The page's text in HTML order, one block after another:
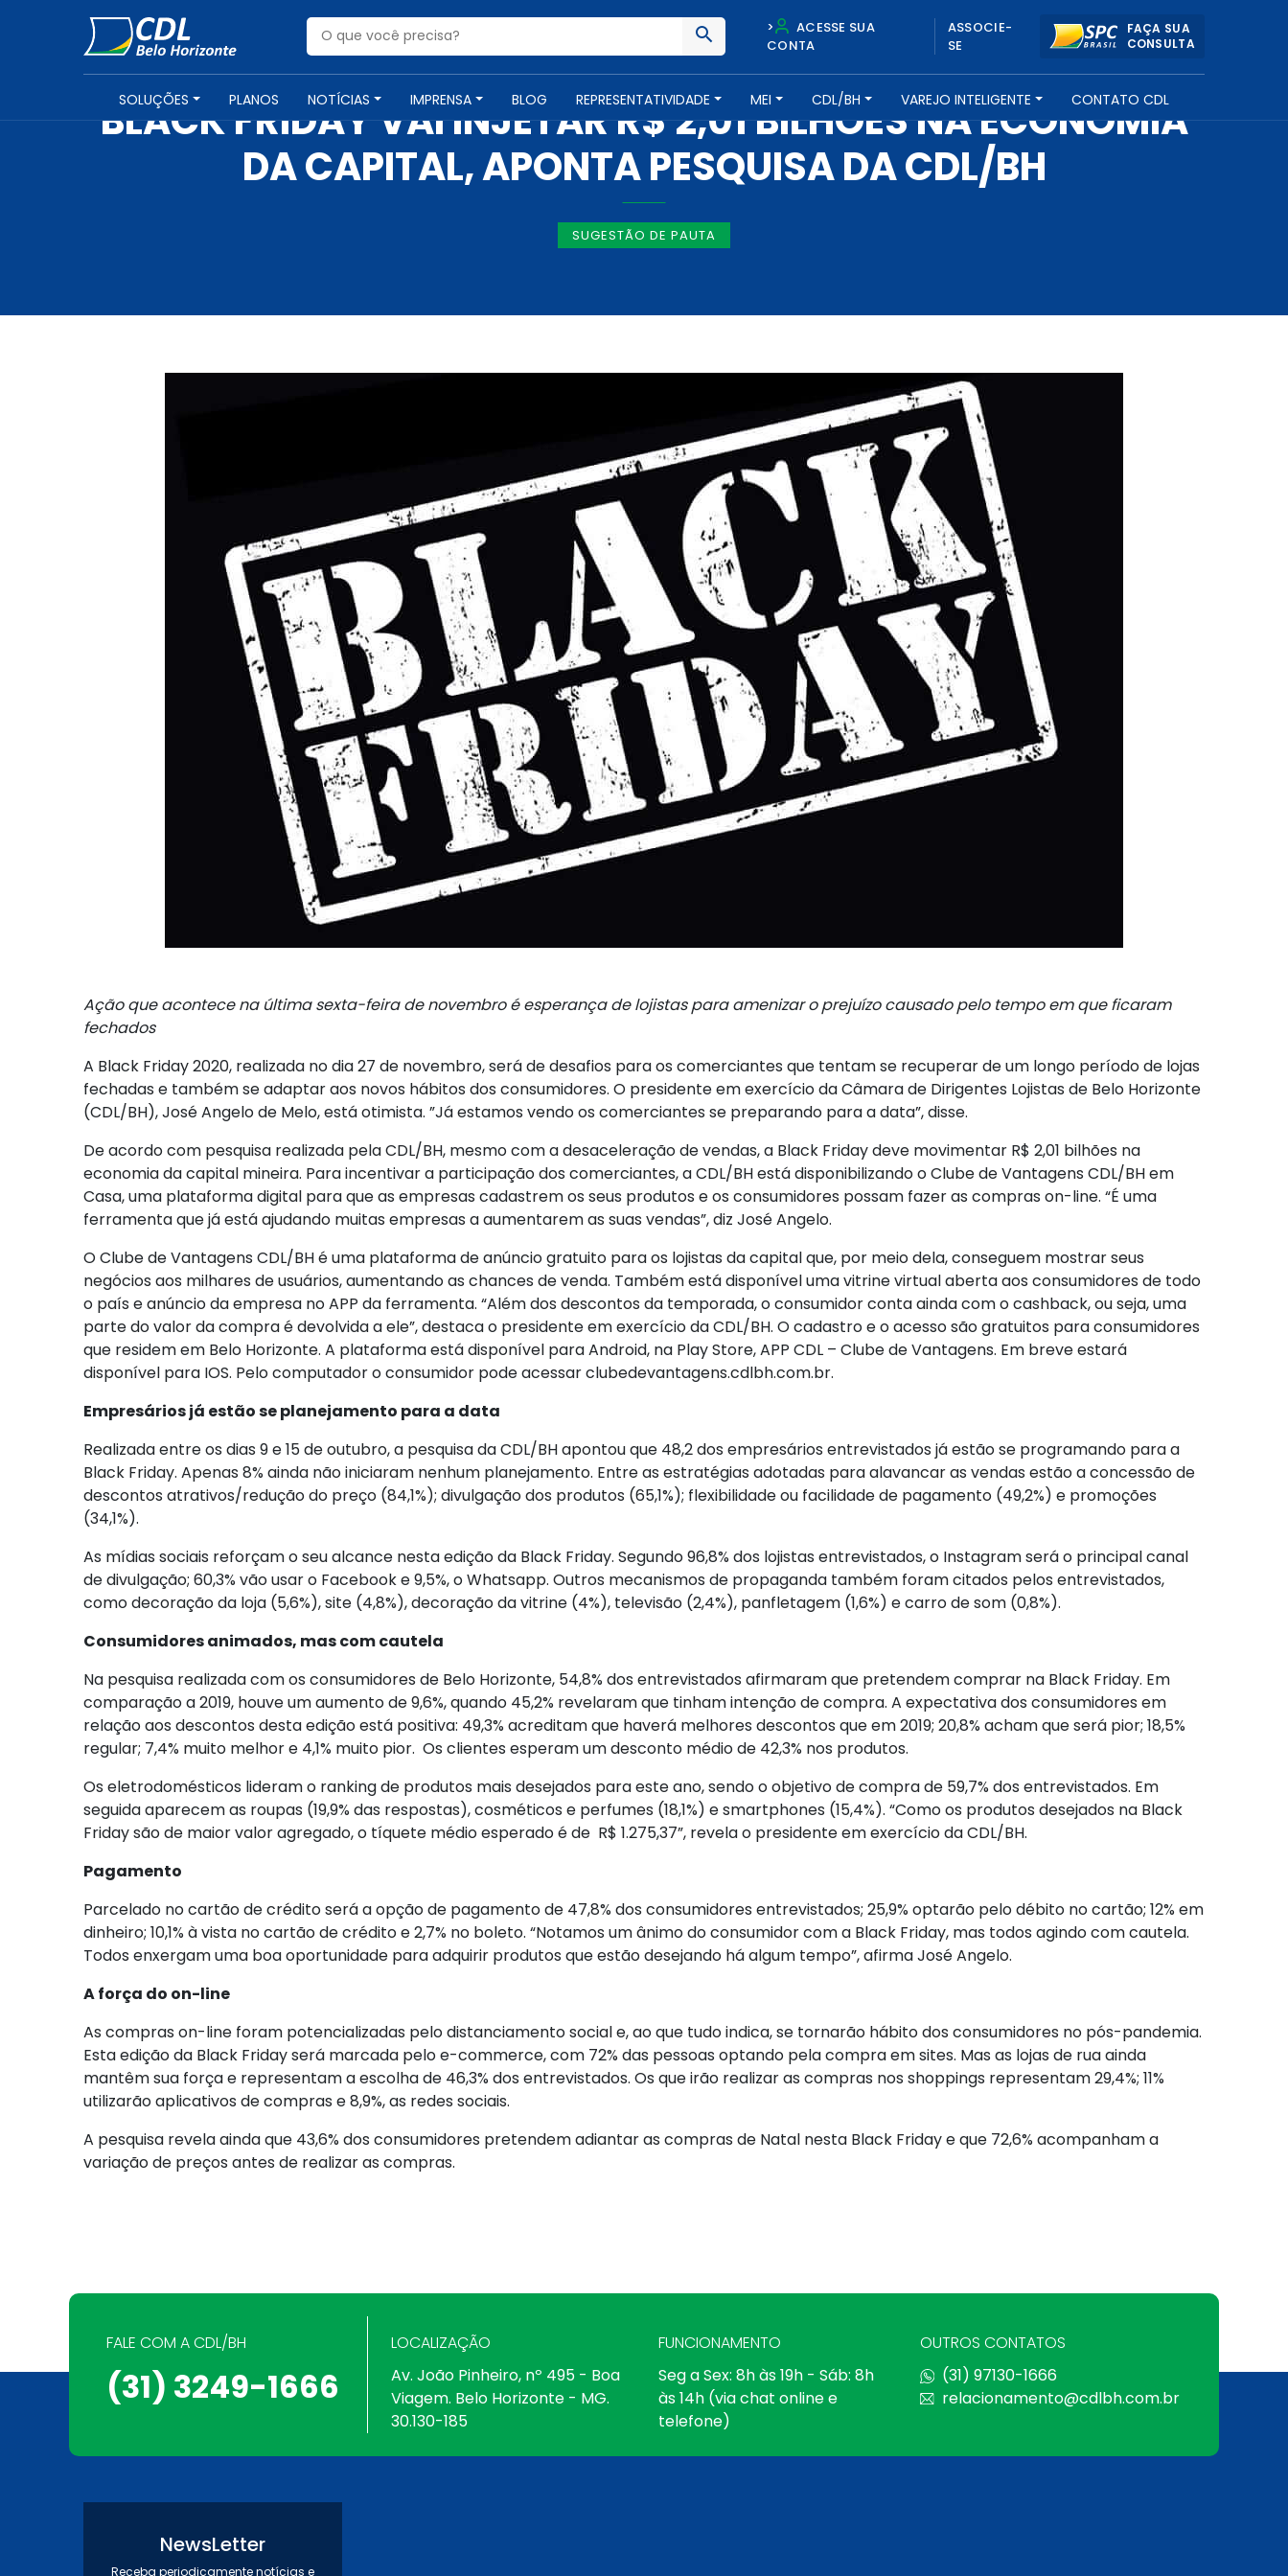
>
ACESSE SUA
CONTA
ASSOCIE-
SE
FAÇA SUA
CONSULTA
SOLUÇÕES PLANOS NOTÍCIAS IMPRENSA BLOG REPRESENTATIVIDADE MEI CDL/BH VAREJO INTELIGENTE CONTATO CDL
IMPRENSA -5 DE NOVEMBRO DE 2020
BLACK FRIDAY VAI INJETAR R$ 2,01 BILHÕES NA ECONOMIA
DA CAPITAL, APONTA PESQUISA DA CDL/BH
SUGESTÃO DE PAUTA
Ação que acontece na última sexta-feira de novembro é esperança de lojistas para amenizar o prejuízo causado pelo tempo em que ficaram
fechados
A Black Friday 2020, realizada no dia 27 de novembro, será de desafios para os comerciantes que tentam se recuperar de um longo período de lojas
fechadas e também se adaptar aos novos hábitos dos consumidores. O presidente em exercício da Câmara de Dirigentes Lojistas de Belo Horizonte
(CDL/BH), José Angelo de Melo, está otimista. ”Já estamos vendo os comerciantes se preparando para a data”, disse.
De acordo com pesquisa realizada pela CDL/BH, mesmo com a desaceleração de vendas, a Black Friday deve movimentar R$ 2,01 bilhões na
economia da capital mineira. Para incentivar a participação dos comerciantes, a CDL/BH está disponibilizando o Clube de Vantagens CDL/BH em
Casa, uma plataforma digital para que as empresas cadastrem os seus produtos e os consumidores possam fazer as compras on-line. “É uma
ferramenta que já está ajudando muitas empresas a aumentarem as suas vendas”, diz José Angelo.
O Clube de Vantagens CDL/BH é uma plataforma de anúncio gratuito para os lojistas da capital que, por meio dela, conseguem mostrar seus
negócios aos milhares de usuários, aumentando as chances de venda. Também está disponível uma vitrine virtual aberta aos consumidores de todo
o país e anúncio da empresa no APP da ferramenta. “Além dos descontos da temporada, o consumidor conta ainda com o cashback, ou seja, uma
parte do valor da compra é devolvida a ele”, destaca o presidente em exercício da CDL/BH. O cadastro e o acesso são gratuitos para consumidores
que residem em Belo Horizonte. A plataforma está disponível para Android, na Play Store, APP CDL – Clube de Vantagens. Em breve estará
disponível para IOS. Pelo computador o consumidor pode acessar clubedevantagens.cdlbh.com.br.
Empresários já estão se planejamento para a data
Realizada entre os dias 9 e 15 de outubro, a pesquisa da CDL/BH apontou que 48,2 dos empresários entrevistados já estão se programando para a
Black Friday. Apenas 8% ainda não iniciaram nenhum planejamento. Entre as estratégias adotadas para alavancar as vendas estão a concessão de
descontos atrativos/redução do preço (84,1%); divulgação dos produtos (65,1%); flexibilidade ou facilidade de pagamento (49,2%) e promoções
(34,1%).
As mídias sociais reforçam o seu alcance nesta edição da Black Friday. Segundo 96,8% dos lojistas entrevistados, o Instagram será o principal canal
de divulgação; 60,3% vão usar o Facebook e 9,5%, o Whatsapp. Outros mecanismos de propaganda também foram citados pelos entrevistados,
como decoração da loja (5,6%), site (4,8%), decoração da vitrine (4%), televisão (2,4%), panfletagem (1,6%) e carro de som (0,8%).
Consumidores animados, mas com cautela
Na pesquisa realizada com os consumidores de Belo Horizonte, 54,8% dos entrevistados afirmaram que pretendem comprar na Black Friday. Em
comparação a 2019, houve um aumento de 9,6%, quando 45,2% revelaram que tinham intenção de compra. A expectativa dos consumidores em
relação aos descontos desta edição está positiva: 49,3% acreditam que haverá melhores descontos que em 2019; 20,8% acham que será pior; 18,5%
regular; 7,4% muito melhor e 4,1% muito pior. Os clientes esperam um desconto médio de 42,3% nos produtos.
Os eletrodomésticos lideram o ranking de produtos mais desejados para este ano, sendo o objetivo de compra de 59,7% dos entrevistados. Em
seguida aparecem as roupas (19,9% das respostas), cosméticos e perfumes (18,1%) e smartphones (15,4%). “Como os produtos desejados na Black
Friday são de maior valor agregado, o tíquete médio esperado é de R$ 1.275,37”, revela o presidente em exercício da CDL/BH.
Pagamento
Parcelado no cartão de crédito será a opção de pagamento de 47,8% dos consumidores entrevistados; 25,9% optarão pelo débito no cartão; 12% em
dinheiro; 10,1% à vista no cartão de crédito e 2,7% no boleto. “Notamos um ânimo do consumidor com a Black Friday, mas todos agindo com cautela.
Todos enxergam uma boa oportunidade para adquirir produtos que estão desejando há algum tempo”, afirma José Angelo.
A força do on-line
As compras on-line foram potencializadas pelo distanciamento social e, ao que tudo indica, se tornarão hábito dos consumidores no pós-pandemia.
Esta edição da Black Friday será marcada pelo e-commerce, com 72% das pessoas optando pela compra em sites. Mas as lojas de rua ainda
mantêm sua força e representam a escolha de 46,3% dos entrevistados. Os que irão realizar as compras nos shoppings representam 29,4%; 11%
utilizarão aplicativos de compras e 8,9%, as redes sociais.
A pesquisa revela ainda que 43,6% dos consumidores pretendem adiantar as compras de Natal nesta Black Friday e que 72,6% acompanham a
variação de preços antes de realizar as compras.
FALE COM A CDL/BH
(31) 3249-1666
LOCALIZAÇÃO
Av. João Pinheiro, nº 495 - Boa
Viagem. Belo Horizonte - MG.
30.130-185
FUNCIONAMENTO
Seg a Sex: 8h às 19h - Sáb: 8h
às 14h (via chat online e
telefone)
OUTROS CONTATOS
(31) 97130-1666
relacionamento@cdlbh.com.br
NewsLetter
Receba periodicamente notícias e